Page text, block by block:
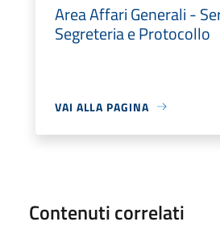
Area Affari Generali -
Segreteria e Protocollo
VAI ALLA PAGINA
Contenuti correlati